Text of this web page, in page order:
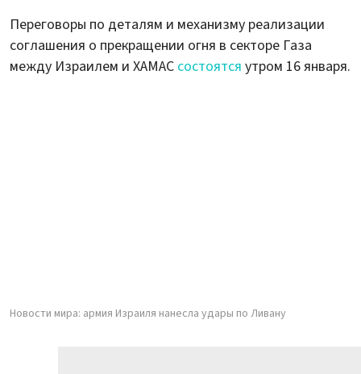
Переговоры по деталям и механизму реализации
соглашения о прекращении огня в секторе Газа
между Израилем и ХАМАС состоятся утром 16 января.
Новости мира: армия Израиля нанесла удары по Ливану